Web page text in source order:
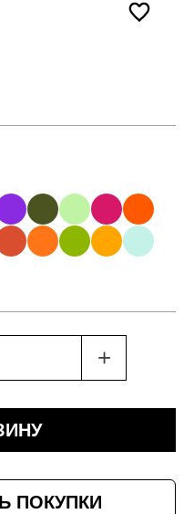
+
ПОКУПКИ